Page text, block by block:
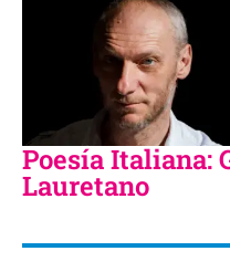
Poesía Italiana:
Lauretano